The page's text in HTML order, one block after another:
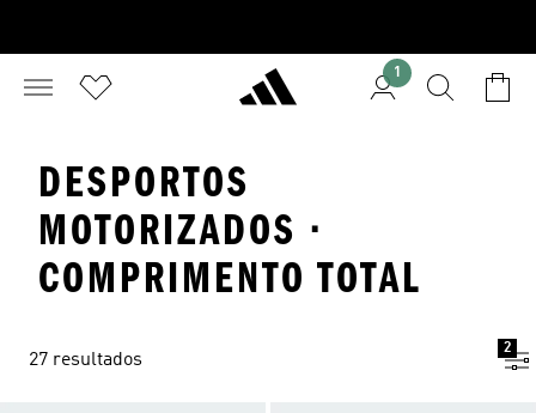
1
DESPORTOS
MOTORIZADOS ·
COMPRIMENTO TOTAL
27 resultados
2